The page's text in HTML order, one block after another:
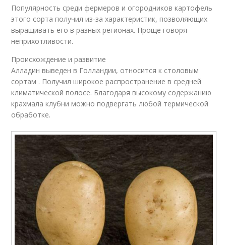
Популярность среди фермеров и огородников картофель
этого сорта получил из-за характеристик, позволяющих
выращивать его в разных регионах. Проще говоря
неприхотливости.
Происхождение и развитие
Алладин выведен в Голландии, относится к столовым
сортам . Получил широкое распространение в средней
климатической полосе. Благодаря высокому содержанию
крахмала клубни можно подвергать любой термической
обработке.